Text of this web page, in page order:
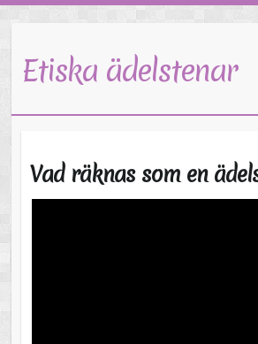
Etiska ädelstenar
Vad räknas som en